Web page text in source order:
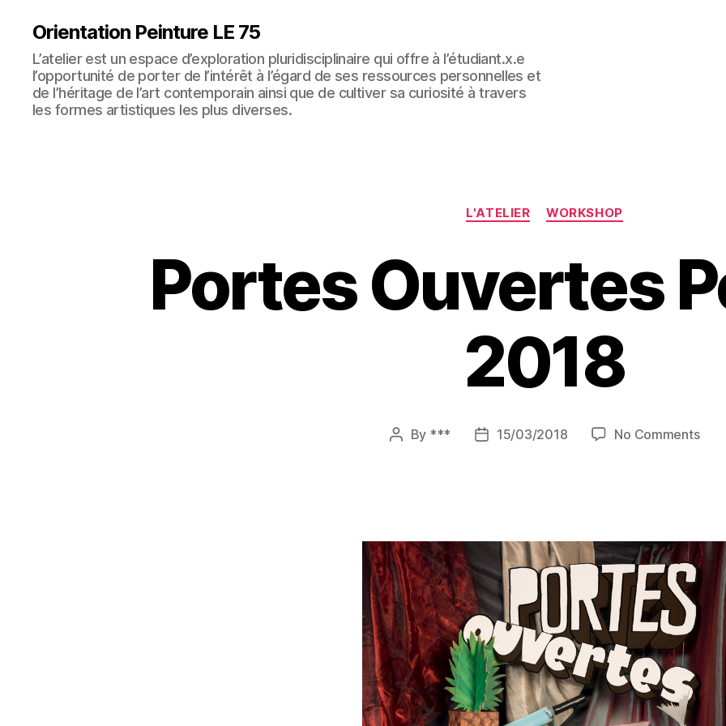
Orientation Peinture LE 75
L’atelier est un espace d’exploration pluridisciplinaire qui offre à l’étudiant.x.e
l’opportunité de porter de l’intérêt à l’égard de ses ressources personnelles et
de l’héritage de l’art contemporain ainsi que de cultiver sa curiosité à travers
les formes artistiques les plus diverses.
Categories
L'ATELIER WORKSHOP
Portes Ouvertes
2018
Post
By ***
Post15/03/2018 No Commentson